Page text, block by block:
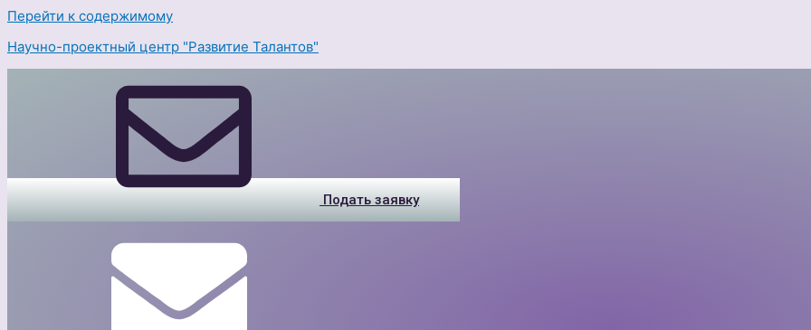
Перейти к содержимому
Научно-проектный центр "Развитие Талантов"
Подать заявку